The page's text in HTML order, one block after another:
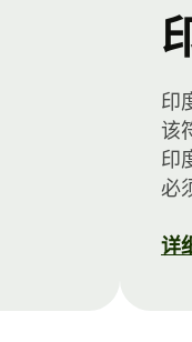
印
该
印
必
详